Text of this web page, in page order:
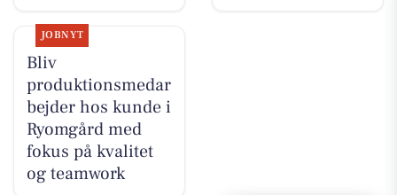
JOBNYT
Bliv
produktionsmedar
bejder hos kunde i
Ryomgård med
fokus på kvalitet
og teamwork